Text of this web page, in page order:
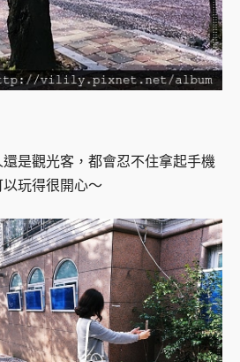
是觀光客，都會忍不住拿起手機
玩得很開心～